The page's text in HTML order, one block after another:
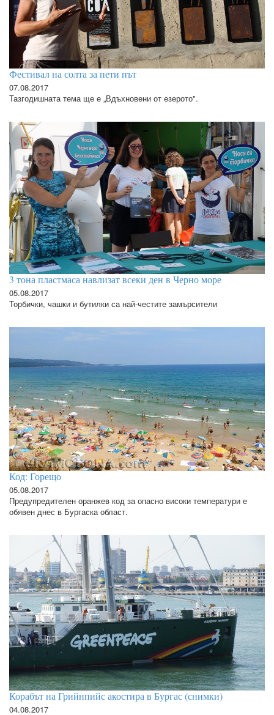
Фестивал на солта за пети път
07.08.2017
Тазгодишната тема ще е „Вдъхновени от езерото".
3 тона пластмаса навлизат всеки ден в Черно море
05.08.2017
Торбички, чашки и бутилки са най-честите замърсители
Код: Горещо
05.08.2017
Предупредителен оранжев код за опасно високи температури е
обявен днес в Бургаска област.
Корабът на Грийнпийс акостира в Бургас (снимки)
04.08.2017